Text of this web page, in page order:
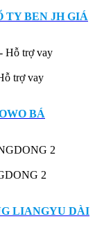
TY BEN JH GIÁ
trợ vay
BÁ
2
LIANGYU DÀI